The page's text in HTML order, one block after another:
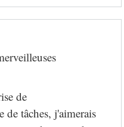
de
de tâches, j'aimerais